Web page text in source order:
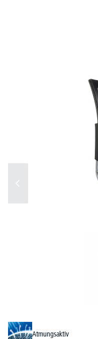
Atmungsaktiv